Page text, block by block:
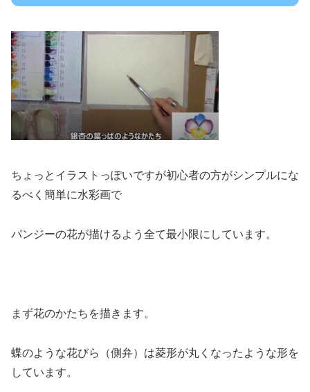
ちょっとイラストっぽいですが初心者の方がシンプルにな
るべく簡単に水彩画で
パンジーの花が描けるよう全て最小限にしています。
まず花のかたちを描きます。
蝶のような花びら（側弁）は菱形が丸くなったような形を
しています。